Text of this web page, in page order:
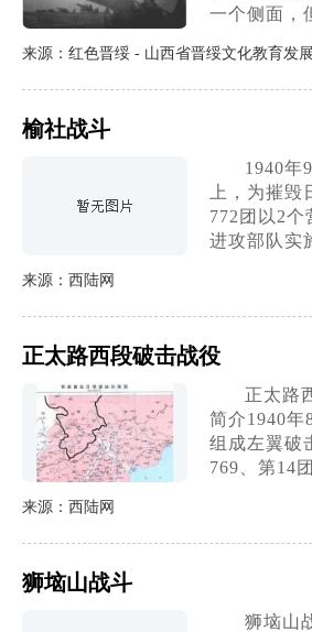
一个侧面，
来源：红色晋绥 - 山西省晋绥文化教育发
榆社战斗
1940年
上，为摧
772团以2
进攻部队实
来源：西陆网
正太路西段破击战役
正太路
简介1940年
组成左翼破
769、第14
来源：西陆网
狮垴山战斗
狮垴山